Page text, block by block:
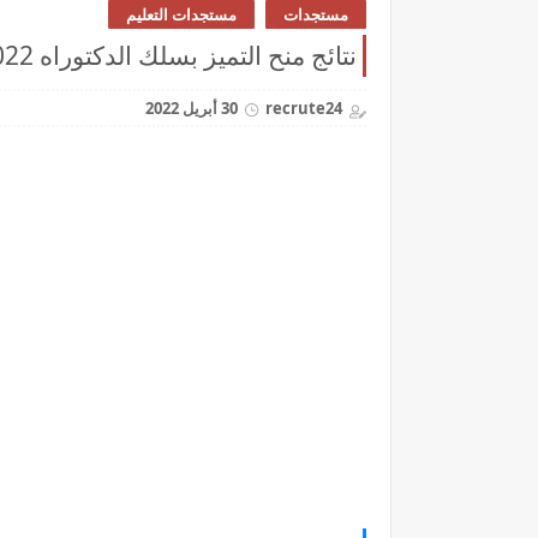
مستجدات مستجدات التعليم
نتائج منح التميز بسلك الدكتوراه 2022 Bourse d’Excellence de Recherche
recrute24 30 أبريل 2022